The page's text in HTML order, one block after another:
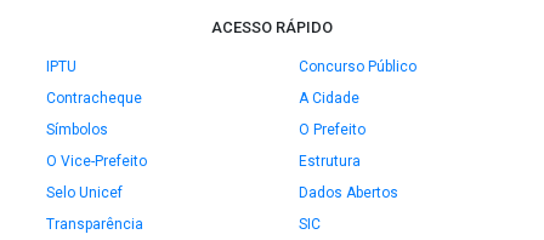
ACESSO RÁPIDO
IPTU
Concurso Público
Contracheque
A Cidade
Símbolos
O Prefeito
O Vice-Prefeito
Estrutura
Selo Unicef
Dados Abertos
Transparência
SIC